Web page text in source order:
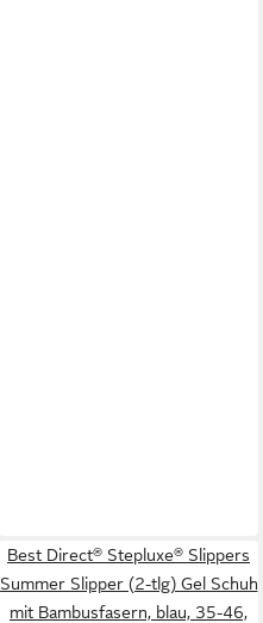
Best Direct® Stepluxe® Slippers
Summer Slipper (2-tlg) Gel Schuh
mit Bambusfasern, blau, 35-46,